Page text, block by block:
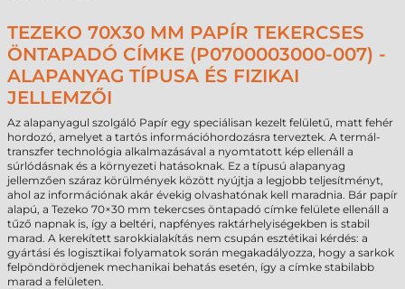
TEZEKO 70X30 MM PAPÍR TEKERCSES
ÖNTAPADÓ CÍMKE (P0700003000-007) -
ALAPANYAG TÍPUSA ÉS FIZIKAI
JELLEMZŐI
Az alapanyagul szolgáló Papír egy speciálisan kezelt felületű, matt fehér
hordozó, amelyet a tartós információhordozásra terveztek. A termál-
transzfer technológia alkalmazásával a nyomtatott kép ellenáll a
súrlódásnak és a környezeti hatásoknak. Ez a típusú alapanyag
jellemzően száraz körülmények között nyújtja a legjobb teljesítményt,
ahol az információnak akár évekig olvashatónak kell maradnia. Bár papír
alapú, a Tezeko 70×30 mm tekercses öntapadó címke felülete ellenáll a
tűző napnak is, így a beltéri, napfényes raktárhelyiségekben is stabil
marad. A kerekített sarokkialakítás nem csupán esztétikai kérdés: a
gyártási és logisztikai folyamatok során megakadályozza, hogy a sarkok
felpöndörödjenek mechanikai behatás esetén, így a címke stabilabb
marad a felületen.